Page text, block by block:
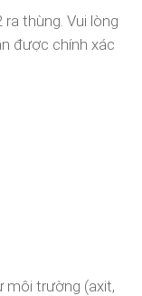
thùng. Vui lòng
được chính xác
môi trường (axit,